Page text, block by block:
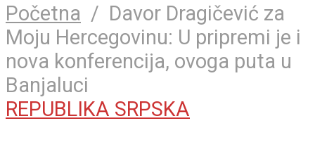
Početna / Davor Dragičević za
Moju Hercegovinu: U pripremi je i
nova konferencija, ovoga puta u
Banjaluci
REPUBLIKA SRPSKA